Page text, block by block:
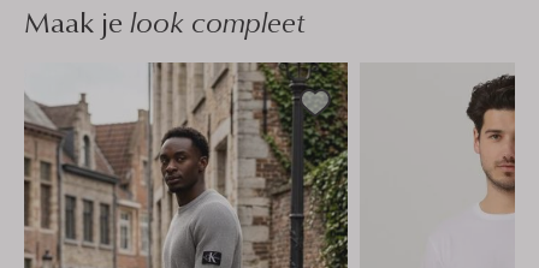
Maak je look compleet